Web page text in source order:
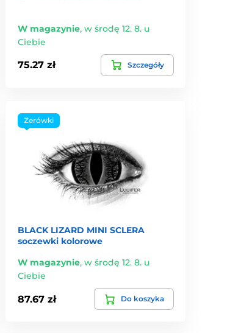
W magazynie,w środę 12. 8. u
Ciebie
75.27 zł Szczegóły
Zerówki
BLACK LIZARD MINI SCLERA
soczewki kolorowe
W magazynie,w środę 12. 8. u
Ciebie
87.67 zł Do koszyka